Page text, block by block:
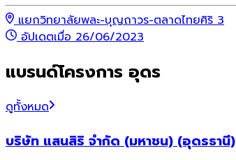
แยกวิทยาลัยพละ-บุญถาวร-ตลาดไทยศิริ 3
อัปเดตเมื่อ 26/06/2023
แบรนด์โครงการ อุดร
ดูทั้งหมด
บริษัท แสนสิริ จำกัด (มหาชน) (อุดรธานี)